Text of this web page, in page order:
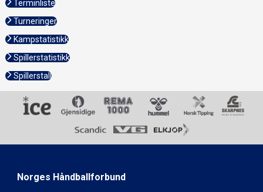
Terminliste
Turneringer
Kampstatistikk
Spillerstatistikk
Spillerstall
Norges Håndballforbund